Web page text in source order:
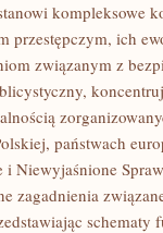
kompleksowe
przestępczym, ich
związanym z
państwach
i Niewyjaśnione
zagadnienia
schematy